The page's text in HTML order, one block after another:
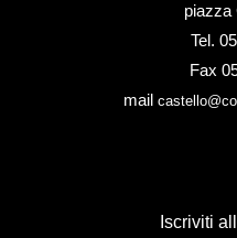
piazza
Tel.
Fax
mail
Iscriviti